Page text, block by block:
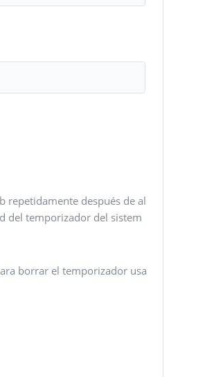
repetidamente después de al
del temporizador del sistem
borrar el temporizador usa